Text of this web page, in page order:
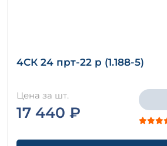
4СК 24 прт-22 р (1.188-5)
Цена за шт.
17 440 ₽